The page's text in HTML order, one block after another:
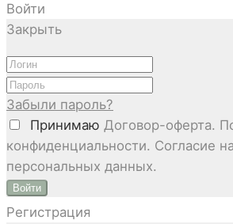
Войти
Закрыть
Забыли пароль?
Принимаю Договор-оферта.
конфиденциальности. Согласие
персональных данных.
Войти
Регистрация